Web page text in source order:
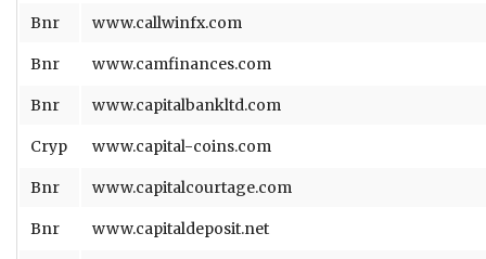
Bnr www.callwinfx.com
Bnr www.camfinances.com
Bnr www.capitalbankltd.com
Cryp www.capital-coins.com
Bnr www.capitalcourtage.com
Bnr www.capitaldeposit.net